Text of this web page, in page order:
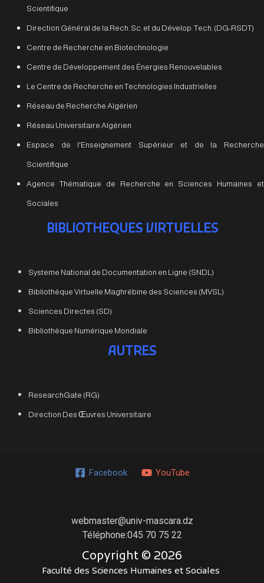
Scientifique
Direction Général de la Rech. Sc. et du Dévelop. Tech. (DG-RSDT)
Centre de Recherche en Biotechnologie
Centre de Développement des Énergies Renouvelables
Le Centre de Recherche en Technologies Industrielles
Réseau de Recherche Algérien
Réseau Universitaire Algérien
Espace de l'Enseignement Supérieur et de la Recherche
Scientifique
Agence Thématique de Recherche en Sciences Humaines et
Sociales
BIBLIOTHEQUES VIRTUELLES
Systeme National de Documentation en Ligne (SNDL)
Bibliothèque Virtuelle Maghrébine des Sciences (MVSL)
Sciences Directes (SD)
Bibliothèque Numérique Mondiale
AUTRES
ResearchGate (RG)
Direction Des Œuvres Universitaire
Facebook YouTube
webmaster@univ-mascara.dz
Téléphone:045 70 75 22
Copyright © 2026
Faculté des Sciences Humaines et Sociales